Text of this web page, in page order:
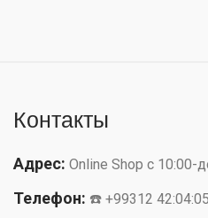
Контакты
Адрес: Online Shop с 10:00-
Телефон: ☎️ +99312 42:04:05